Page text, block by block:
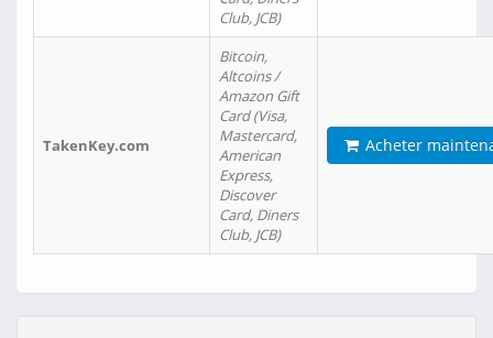
Club, JCB)
TakenKey.com
Bitcoin,
Altcoins /
Amazon Gift
Card (Visa,
Mastercard,
American
Express,
Discover
Card, Diners
Club, JCB)
Acheter